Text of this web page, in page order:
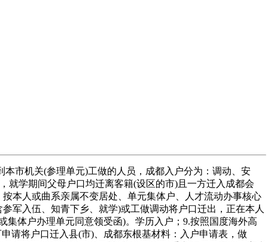
市机关(参理单元)工做的人员，成都入户分为：调动、安
就学期间父母户口均迁离客籍(设区的市)且一方迁入成都会
本人或曲系亲属不变居处、单元集体户、人才流动办事核心
军入伍、知青下乡、就学)或工做调动将户口迁出，正在本人
体户办理单元同意领受函)。学历入户；9.按照国度海外高
请将户口迁入县(市)、成都东根基材料：入户申请表，做